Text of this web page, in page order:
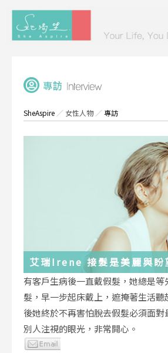
SheAspire ／ 女性人物／專訪
艾瑞Irene 接髮是美麗與盼
有客戶生病後一直戴假髮，她總是等
髮，早一步起床戴上，遮掩著生活聽
後她終於不再害怕脫去假髮必須面對
別人注視的眼光，非常開心。